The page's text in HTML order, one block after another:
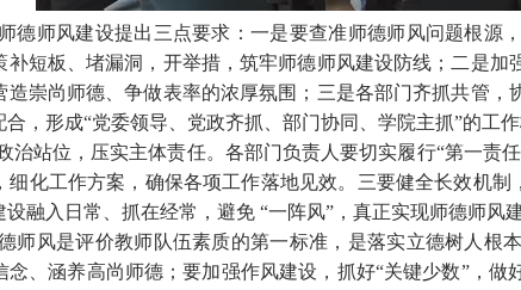
德师风建设提出三点要求：一是要查准师德师风问题根源
补短板、堵漏洞，开举措，筑牢师德师风建设防线；二是
崇尚师德、争做表率的浓厚氛围；三是各部门齐抓共管
，形成“党委领导、党政齐抓、部门协同、学院主抓”的工作
治站位，压实主体责任。各部门负责人要切实履行“第一责
化工作方案，确保各项工作落地见效。三要健全长效机
融入日常、抓在经常，避免 “一阵风”，真正实现师德师风
师风是评价教师队伍素质的第一标准，是落实立德树人根
念、涵养高尚师德；要加强作风建设，抓好“关键少数”，做